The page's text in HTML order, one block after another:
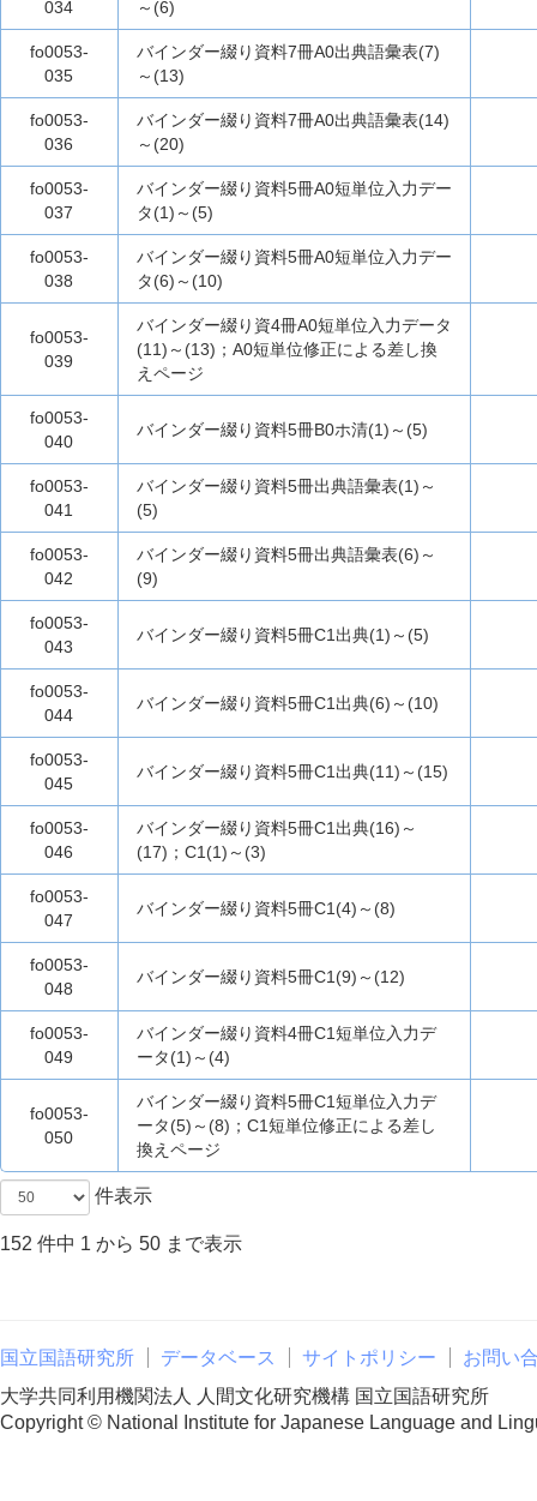
034 ～(6)
fo0053-
035
バインダー綴り資料7冊A0出典語彙表(7)
～(13)
fo0053-
036
バインダー綴り資料7冊A0出典語彙表(14)
～(20)
fo0053-
037
バインダー綴り資料5冊A0短単位入力デー
タ(1)～(5)
fo0053-
038
バインダー綴り資料5冊A0短単位入力デー
タ(6)～(10)
fo0053-
039
バインダー綴り資4冊A0短単位入力データ
(11)～(13)；A0短単位修正による差し換
えページ
fo0053-
040
バインダー綴り資料5冊B0ホ清(1)～(5)
fo0053-
041
バインダー綴り資料5冊出典語彙表(1)～
(5)
fo0053-
042
バインダー綴り資料5冊出典語彙表(6)～
(9)
fo0053-
043
バインダー綴り資料5冊C1出典(1)～(5)
fo0053-
044
バインダー綴り資料5冊C1出典(6)～(10)
fo0053-
045
バインダー綴り資料5冊C1出典(11)～(15)
fo0053-
046
バインダー綴り資料5冊C1出典(16)～
(17)；C1(1)～(3)
fo0053-
047
バインダー綴り資料5冊C1(4)～(8)
fo0053-
048
バインダー綴り資料5冊C1(9)～(12)
fo0053-
049
バインダー綴り資料4冊C1短単位入力デ
ータ(1)～(4)
fo0053-
050
バインダー綴り資料5冊C1短単位入力デ
ータ(5)～(8)；C1短単位修正による差し
換えページ
件表示
152 件中 1 から 50 まで表示
国立国語研究所 データベース サイトポリシー
お問い
大学共同利用機関法人 人間文化研究機構 国立国語研究所
Copyright © National Institute for Japanese Language and